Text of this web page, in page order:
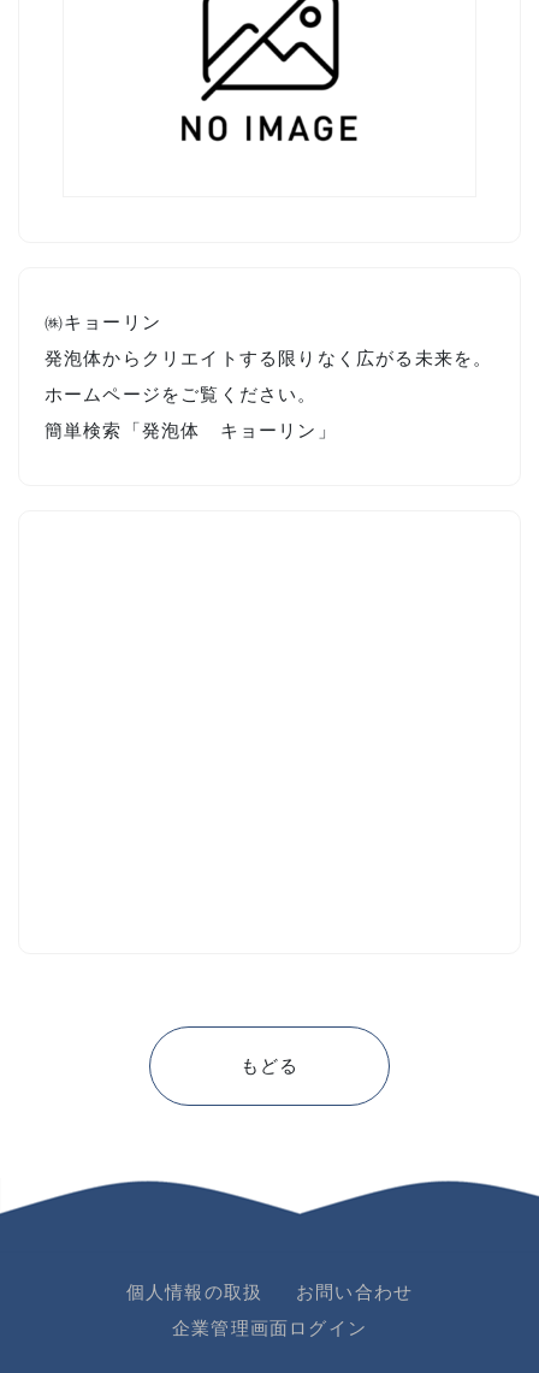
㈱キョーリン
発泡体からクリエイトする限りなく広がる未来を。
ホームページをご覧ください。
簡単検索「発泡体 キョーリン」
もどる
個人情報の取扱
お問い合わせ
企業管理画面ログイン